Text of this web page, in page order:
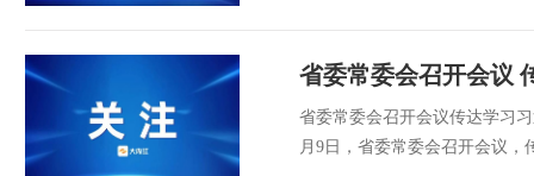
省委常委会召开会议
省委常委会召开会议传达学习
月9日，省委常委会召开会议